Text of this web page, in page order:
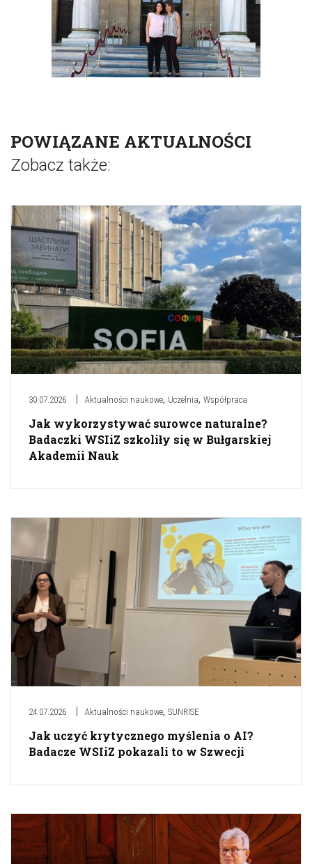
POWIĄZANE AKTUALNOŚCI
Zobacz także:
30.07.2026 Aktualności naukowe, Uczelnia, Współpraca
Jak wykorzystywać surowce naturalne?
Badaczki WSIiZ szkoliły się w Bułgarskiej
Akademii Nauk
24.07.2026 Aktualności naukowe, SUNRISE
Jak uczyć krytycznego myślenia o AI?
Badacze WSIiZ pokazali to w Szwecji